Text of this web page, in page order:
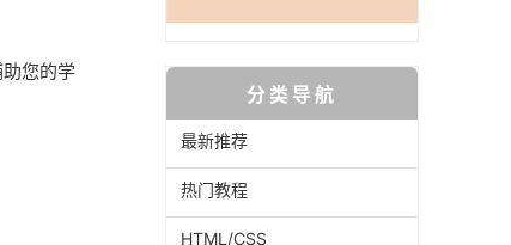
您的学
分类导航
最新推荐
热门教程
HTML/CSS